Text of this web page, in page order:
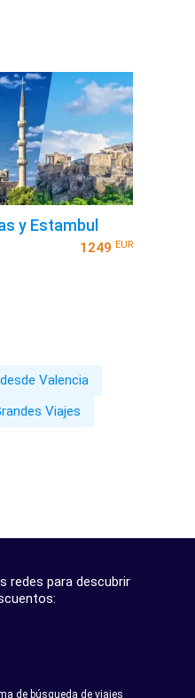
y Estambul
1249 EUR
Valencia
Viajes
redes para descubrir
de búsqueda de viajes